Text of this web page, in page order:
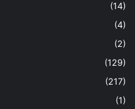
(14)
(4)
(2)
(129)
(217)
(1)